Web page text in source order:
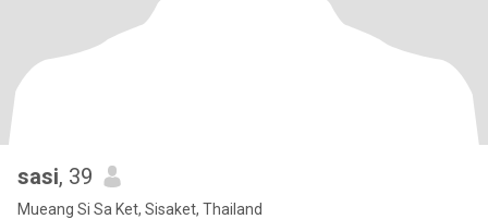
sasi, 39
Mueang Si Sa Ket, Sisaket, Thailand